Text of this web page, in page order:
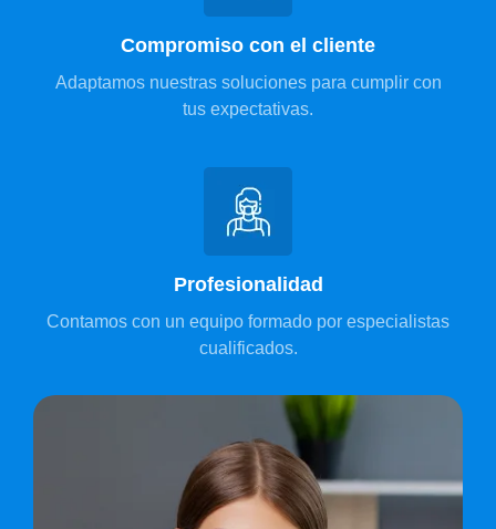
Compromiso con el cliente
Adaptamos nuestras soluciones para cumplir con
tus expectativas.
Profesionalidad
Contamos con un equipo formado por especialistas
cualificados.